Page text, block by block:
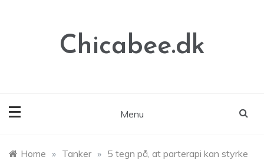
Chicabee.dk
Menu
Home » Tanker » 5 tegn på, at parterapi kan styrke